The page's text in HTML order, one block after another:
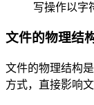
写操作以字
文件的物理结
文件的物理结构
方式，直接影响